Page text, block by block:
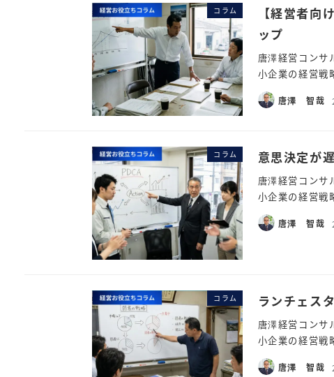
コラム
【経営者向
ップ
唐澤経営コンサ
小企業の経営
唐澤 智哉
コラム 意思決定が
唐澤経営コンサ
小企業の経営
唐澤 智哉
コラム ランチェス
唐澤経営コンサ
小企業の経営
唐澤 智哉